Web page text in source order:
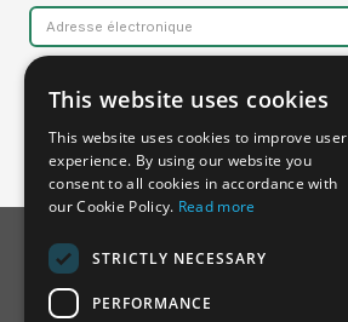
This website uses cookies
This website uses cookies to improve user
experience. By using our website you
consent to all cookies in accordance with
our Cookie Policy. Read more
STRICTLY NECESSARY
PERFORMANCE